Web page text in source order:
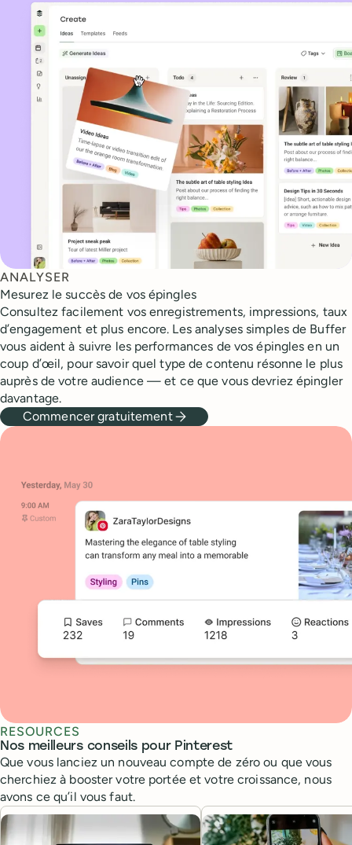
ANALYSER
Mesurez le succès de vos épingles
Consultez facilement vos enregistrements, impressions, taux
d’engagement et plus encore. Les analyses simples de Buffer
vous aident à suivre les performances de vos épingles en un
coup d’œil, pour savoir quel type de contenu résonne le plus
auprès de votre audience — et ce que vous devriez épingler
davantage.
Commencer gratuitement
RESOURCES
Nos meilleurs conseils pour Pinterest
Que vous lanciez un nouveau compte de zéro ou que vous
cherchiez à booster votre portée et votre croissance, nous
avons ce qu’il vous faut.